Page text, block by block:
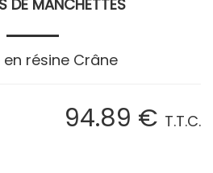
DE MANCHETTES
résine Crâne
94.89 € T.T.C.